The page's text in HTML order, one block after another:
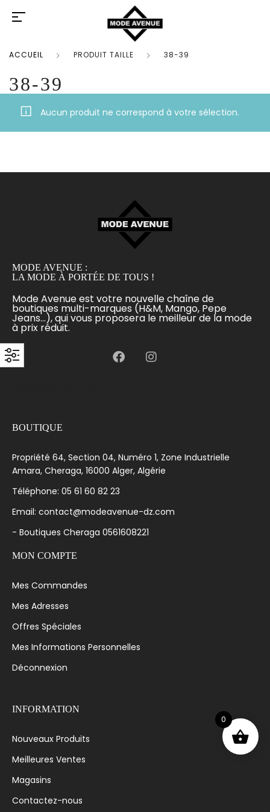
ACCUEIL PRODUIT TAILLE 38-39
38-39
Aucun produit ne correspond à votre sélection.
MODE AVENUE :
LA MODE À PORTÉE DE TOUS !
Mode Avenue est votre nouvelle chaîne de
boutiques multi-marques (H&M, Mango, Pepe
Jeans...), qui vous proposera le meilleur de la mode
à prix réduit.
BOUTIQUE
Propriété 64, Section 04, Numéro 1, Zone Industrielle
Amara, Cheraga, 16000 Alger, Algérie
Téléphone: 05 61 60 82 23
Email: contact@modeavenue-dz.com
- Boutiques Cheraga 0561608221
MON COMPTE
Mes Commandes
Mes Adresses
Offres Spéciales
Mes Informations Personnelles
Déconnexion
INFORMATION
Nouveaux Produits
Meilleures Ventes
Magasins
Contactez-nous
0